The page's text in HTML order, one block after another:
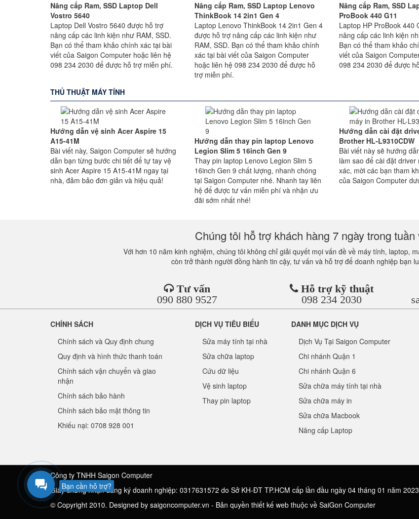
Nâng cấp Ram, SSD Laptop Dell
Vostro 5640
Laptop Dell Vostro 5640 được hỗ trợ
nâng cấp các linh kiện như RAM, SSD.
Bạn có thể tham khảo chính xác tại bài
viết của Saigon Computer hoặc liên hệ
098 234 2030 để được hỗ trợ miễn phí.
Nâng cấp Ram, SSD Laptop Lenovo
ThinkBook 14 2in1 Gen 4
Laptop Lenovo ThinkBook 14 2in1 Gen 4
được hỗ trợ nâng cấp các linh kiện như
RAM, SSD. Bạn có thể tham khảo chính
xác tại bài viết của Saigon Computer
hoặc liên hệ 098 234 2030 để được hỗ
trợ miễn phí.
Nâng cấp Ram, SSD
ProBook 440 G11
Laptop HP ProBook 440
nâng cấp các linh kiện
Bạn có thể tham khảo
viết của Saigon
098 234 2030 để được
THỦ THUẬT MÁY TÍNH
Hướng dẫn vệ sinh Acer Aspire 15
A15-41M
Bài viết này, Saigon Computer sẽ hướng
dẫn bạn từng bước chi tiết để tự tay vệ
sinh Acer Aspire 15 A15-41M ngay tại
nhà, đảm bảo đơn giản và hiệu quả!
Hướng dẫn thay pin laptop Lenovo
Legion Slim 5 16inch Gen 9
Thay pin laptop Lenovo Legion Slim 5
16inch Gen 9 chất lượng, nhanh chóng
tại Saigon Computer nhé. Nhanh tay liên
hệ để được tư vấn miễn phí và nhận ưu
đãi sớm nhất nhé!
Hướng dẫn cài đặt
Brother HL-L9310CDW
Bài viết này sẽ hướng
làm sao để cài đặt driver
xác, mời các bạn tham
của Saigon Computer
Chúng tôi hỗ trợ khách hàng 7 ngày trong
Với hơn 10 năm kinh nghiệm, chúng tôi không chỉ giải quyết mọi vấn đề về máy tính, laptop,
còn trở thành người đồng hành tin cậy, tư vấn và hỗ trợ để doanh nghiệp bạn
Tư vấn
090 880 9527
Hỗ trợ kỹ thuật
098 234 2030
CHÍNH SÁCH
Chính sách và Quy định chung
Quy định và hình thức thanh toán
Chính sách vận chuyển và giao
nhận
Chính sách bảo hành
Chính sách bảo mật thông tin
Khiếu nại: 0708 928 001
DỊCH VỤ TIÊU BIỂU
Sửa máy tính tại nhà
Sửa chữa laptop
Cứu dữ liệu
Vệ sinh laptop
Thay pin laptop
DANH MỤC DỊCH VỤ
Dịch Vụ Tại Saigon Computer
Chi nhánh Quận 1
Chi nhánh Quận 6
Sửa chữa máy tính tại nhà
Sửa chữa máy in
Sửa chữa Macbook
Nâng cấp Laptop
Công ty TNHH Saigon Computer
Giấy chứng nhận đăng ký doanh nghiệp: 0317631572 do Sở KH-ĐT TP.HCM cấp lần đầu ngày 04 tháng 01 năm 2023
© Copyright 2010. Designed by saigoncomputer.vn - Bản quyền thiết kế web thuộc về SaiGon Computer
Bạn cần hỗ trợ?